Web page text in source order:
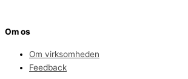
Om os
Om virksomheden
Feedback